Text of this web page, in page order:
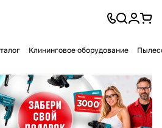
Клининговое оборудование